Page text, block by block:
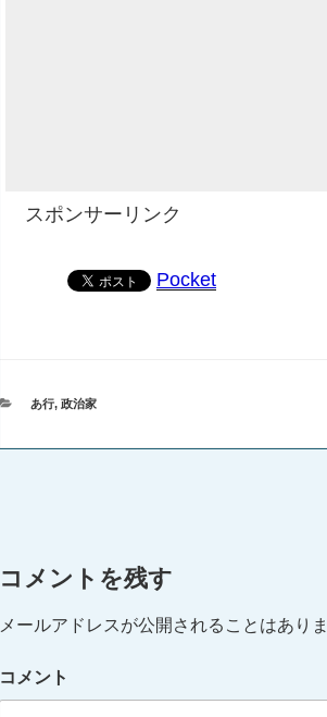
スポンサーリンク
Pocket
カ
あ行, 政治家
コメントを残す
メールアドレスが公開されることはありま
コメント